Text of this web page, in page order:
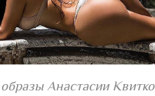
Анастасии Квитко